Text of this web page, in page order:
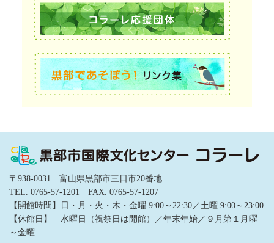
〒938-0031 富山県黒部市三日市20番地
TEL. 0765-57-1201 FAX. 0765-57-1207
【開館時間】日・月・火・木・金曜 9:00～22:30／土曜 9:00～23:00
【休館日】 水曜日（祝祭日は開館）／年末年始／９月第１月曜
～金曜